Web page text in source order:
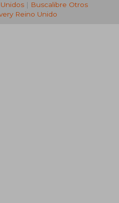
| Buscalibre Otros
Reino Unido